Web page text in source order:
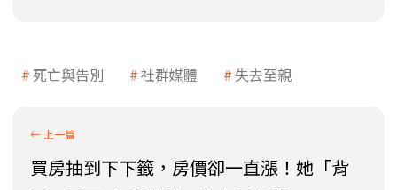
死亡與告別 社群媒體 失去至親
買房抽到下下籤，房價卻一直漲！她「背